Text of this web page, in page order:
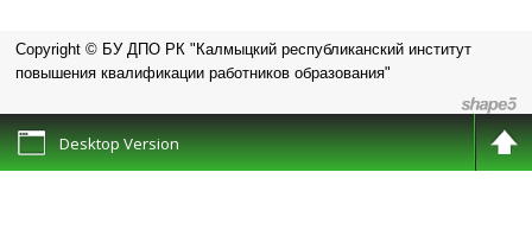
Copyright © БУ ДПО РК "Калмыцкий республиканский институт
повышения квалификации работников образования"
Desktop Version